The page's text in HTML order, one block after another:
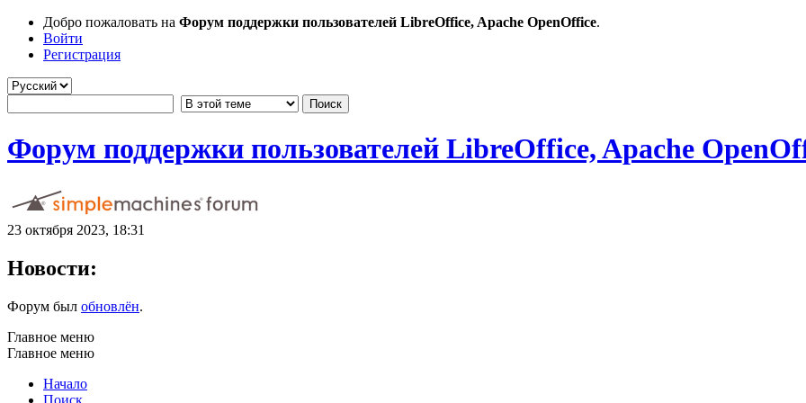
Добро пожаловать на Форум поддержки пользователей LibreOffice, Apache OpenOffice.
Войти
Регистрация
Форум поддержки пользователей LibreOffice, Apache
23 октября 2023, 18:31
Новости:
Форум был обновлён.
Главное меню
Главное меню
Начало
Поиск